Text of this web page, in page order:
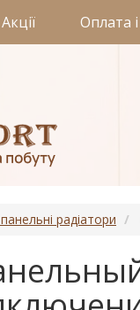
Акції Оплата
радіатори